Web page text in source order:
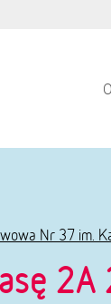
Nr 37 im.